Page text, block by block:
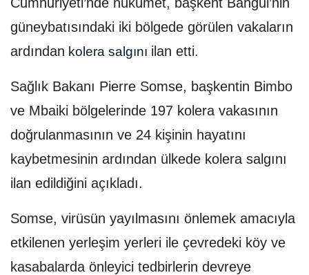
güneybatısındaki iki bölgede görülen vakaların
ardından kolera salgını ilan etti.
Sağlık Bakanı Pierre Somse, başkentin Bimbo
ve Mbaiki bölgelerinde 197 kolera vakasının
doğrulanmasının ve 24 kişinin hayatını
kaybetmesinin ardından ülkede kolera salgını
ilan edildiğini açıkladı.
Somse, virüsün yayılmasını önlemek amacıyla
etkilenen yerleşim yerleri ile çevredeki köy ve
kasabalarda önleyici tedbirlerin devreye